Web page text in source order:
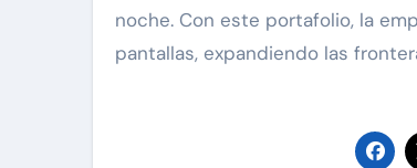
noche. Con este portafolio, la
pantallas, expandiendo las